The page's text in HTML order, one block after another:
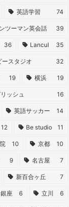
英語学習 74
ツーマン英会話 39
36 Lancul 35
ースタジオ 32
19 横浜 19
ッシュ 16
英語サッカー 14
12 Be studio 11
10 京都 10
9 名古屋 7
新百合ヶ丘 7
銀座 6 立川 6